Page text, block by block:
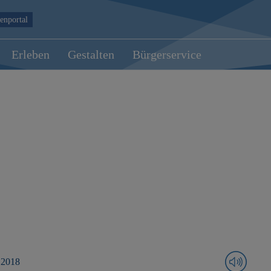
Erleben Gestalten Bürgerservice